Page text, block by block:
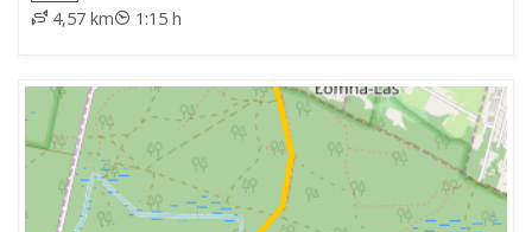
4,57 km 1:15 h